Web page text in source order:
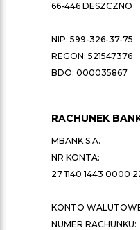
66-446 DESZCZNO
NIP: 599-326-37-75
REGON: 521547376
BDO: 000035867
RACHUNEK
MBANK S.A.
NR KONTA:
27 1140 1443 0000
KONTO
NUMER RACHUNKU: